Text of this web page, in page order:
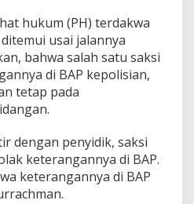
hukum (PH) terdakwa
usai jalannya
bahwa salah satu saksi
di BAP kepolisian,
tetap pada
dengan penyidik, saksi
keterangannya di BAP.
keterangannya di BAP